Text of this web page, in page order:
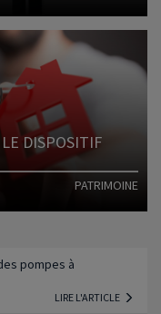
Lire l'article
DISPOSITIF
PATRIMOINE
pompes à
LIRE L'ARTICLE